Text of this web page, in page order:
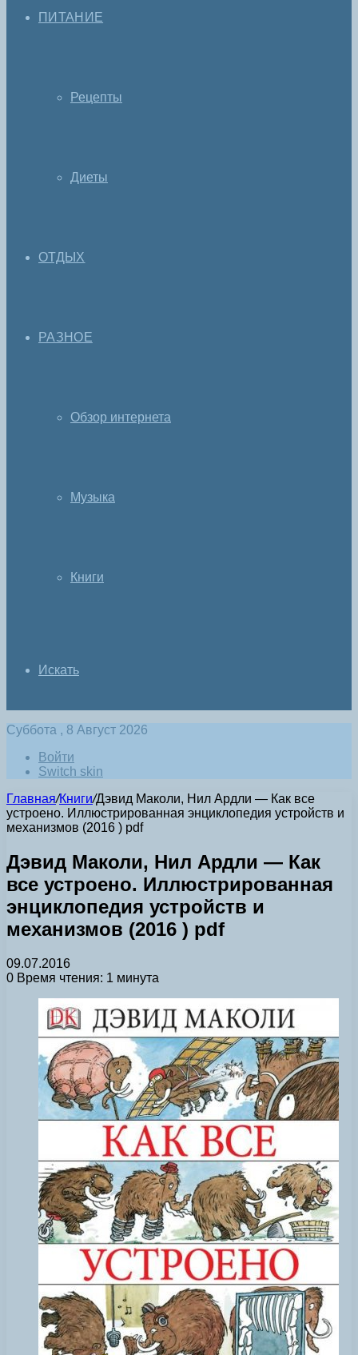
ПИТАНИЕ
Рецепты
Диеты
ОТДЫХ
РАЗНОЕ
Обзор интернета
Музыка
Книги
Искать
Суббота , 8 Август 2026
Войти
Switch skin
Главная/Книги/Дэвид Маколи, Нил Ардли — Как все
устроено. Иллюстрированная энциклопедия устройств и
механизмов (2016 ) pdf
Дэвид Маколи, Нил Ардли — Как
все устроено. Иллюстрированная
энциклопедия устройств и
механизмов (2016 ) pdf
09.07.2016
0 Время чтения: 1 минута